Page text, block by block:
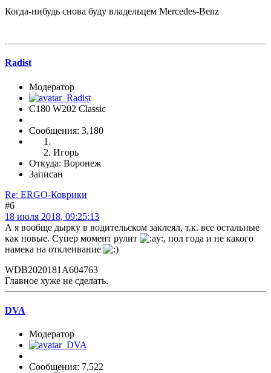
Когда-нибудь снова буду владельцем Mercedes-Benz
Radist
Модератор
C180 W202 Classic
Сообщения: 3,180
Игорь
Откуда: Воронеж
Записан
Re: ERGO-Коврики
#6
18 июля 2018, 09:25:13
А я вообще дырку в водительском заклеял, т.к. все остальные
как новые. Супер момент рулит
, пол года и не какого
намека на отклеивание
WDB2020181A604763
Главное хуже не сделать.
DVA
Модератор
Сообщения: 7,522